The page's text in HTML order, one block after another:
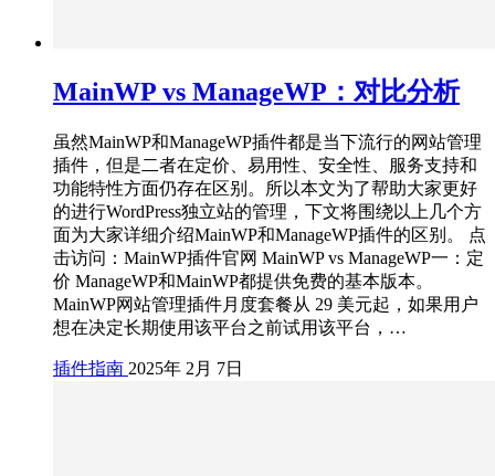
MainWP vs ManageWP：对比分析
虽然MainWP和ManageWP插件都是当下流行的网站管理
插件，但是二者在定价、易用性、安全性、服务支持和
功能特性方面仍存在区别。所以本文为了帮助大家更好
的进行WordPress独立站的管理，下文将围绕以上几个方
面为大家详细介绍MainWP和ManageWP插件的区别。 点
击访问：MainWP插件官网 MainWP vs ManageWP一：定
价 ManageWP和MainWP都提供免费的基本版本。
MainWP网站管理插件月度套餐从 29 美元起，如果用户
想在决定长期使用该平台之前试用该平台，…
插件指南 2025年 2月 7日